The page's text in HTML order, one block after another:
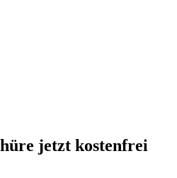
jetzt kosten­frei